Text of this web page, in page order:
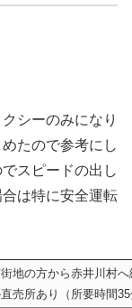
シーのみになり
たので参考にし
スピードの出し
は特に安全運転
地の方から赤井川村
売所あり（所要時間